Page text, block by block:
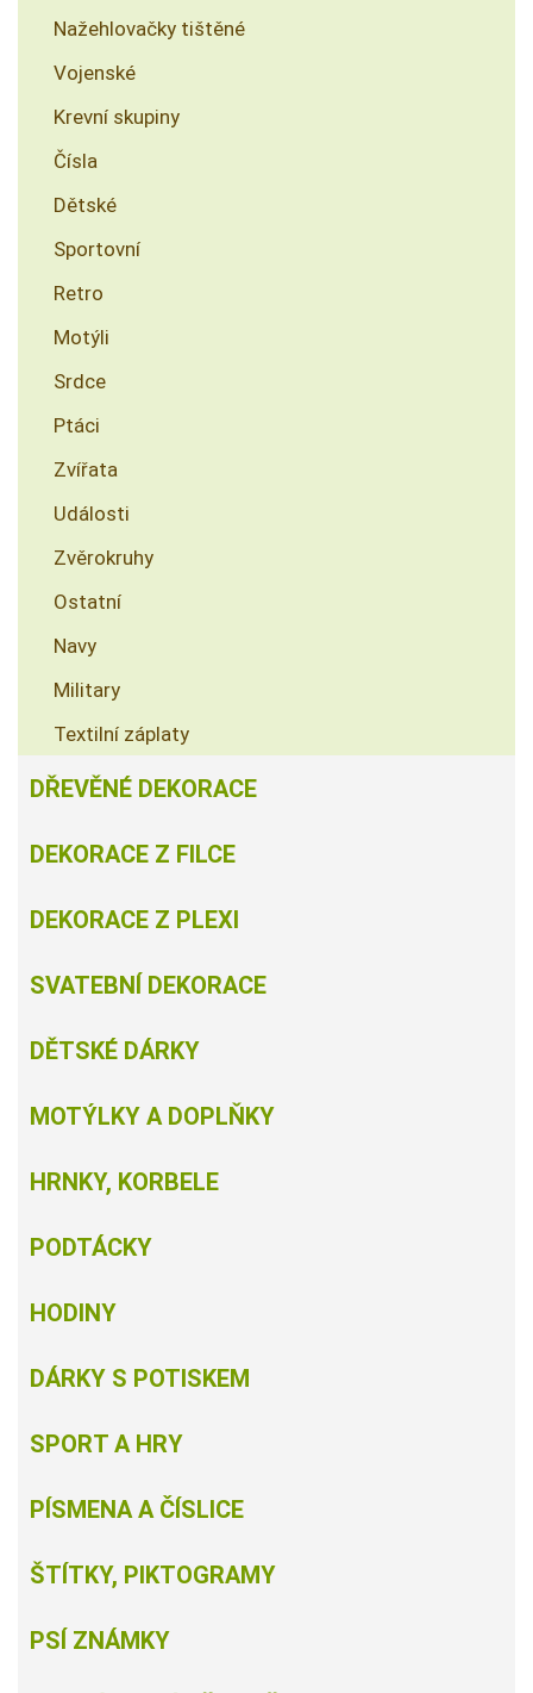
Nažehlovačky tištěné
Vojenské
Krevní skupiny
Čísla
Dětské
Sportovní
Retro
Motýli
Srdce
Ptáci
Zvířata
Události
Zvěrokruhy
Ostatní
Navy
Military
Textilní záplaty
DŘEVĚNÉ DEKORACE
DEKORACE Z FILCE
DEKORACE Z PLEXI
SVATEBNÍ DEKORACE
DĚTSKÉ DÁRKY
MOTÝLKY A DOPLŇKY
HRNKY, KORBELE
PODTÁCKY
HODINY
DÁRKY S POTISKEM
SPORT A HRY
PÍSMENA A ČÍSLICE
ŠTÍTKY, PIKTOGRAMY
PSÍ ZNÁMKY